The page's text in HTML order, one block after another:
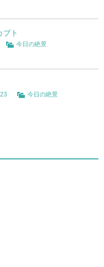
ブト
今日の絶景
今日の絶景